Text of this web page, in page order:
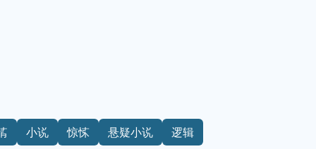
小说 惊悚 悬疑小说 逻辑